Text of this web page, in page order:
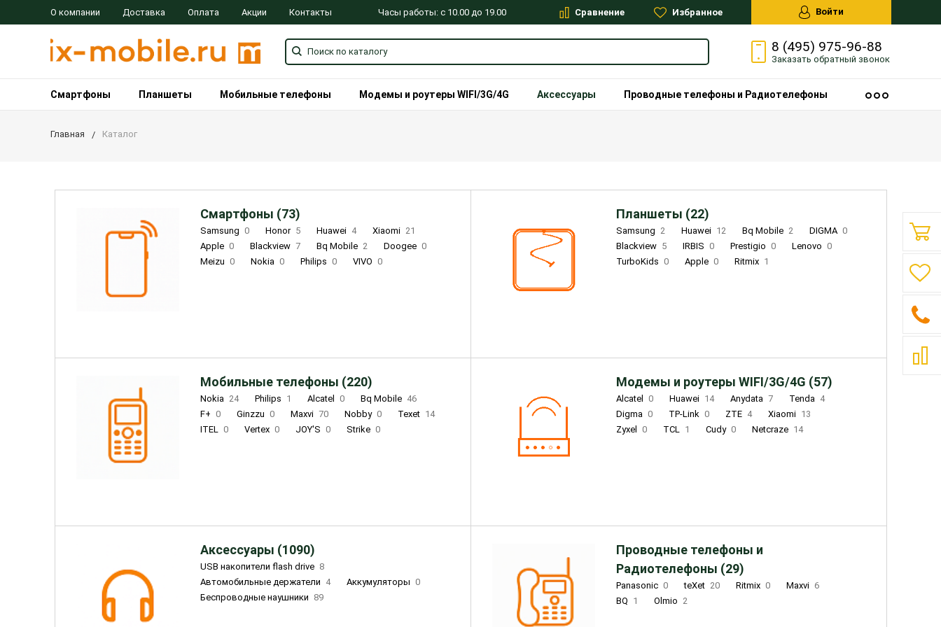
О компании Доставка Оплата Акции Контакты Часы работы: с 10.00 до 19.00 Сравнение Избранное Войти
8 (495) 975-96-88
Заказать обратный звонок
Смартфоны Планшеты Мобильные телефоны Модемы и роутеры WIFI/3G/4G Аксессуары Проводные телефоны и Радиотелефоны
Главная Каталог
Смартфоны (73)
Samsung 0 Honor 5 Huawei 4 Xiaomi 21
Apple 0 Blackview 7 Bq Mobile 2 Doogee 0
Meizu 0 Nokia 0 Philips 0 VIVO 0
Планшеты (22)
Samsung 2 Huawei 12 Bq Mobile 2 DIGMA 0
Blackview 5 IRBIS 0 Prestigio 0 Lenovo 0
TurboKids 0 Apple 0 Ritmix 1
Мобильные телефоны (220)
Nokia 24 Philips 1 Alcatel 0 Bq Mobile 46
F+ 0 Ginzzu 0 Maxvi 70 Nobby 0 Texet 14
ITEL 0 Vertex 0 JOY'S 0 Strike 0
Модемы и роутеры WIFI/3G/4G (57)
Alcatel 0 Huawei 14 Anydata 7 Tenda 4
Digma 0 TP-Link 0 ZTE 4 Xiaomi 13
Zyxel
0 TCL 1 Cudy 0 Netcraze 14
Аксессуары (1090)
USB накопители flash drive 8
Автомобильные держатели 4 Аккумуляторы 0
Беспроводные наушники 89
Проводные телефоны и
Радиотелефоны (29)
Panasonic 0 teXet 20 Ritmix 0 Maxvi 6
BQ 1 Olmio 2